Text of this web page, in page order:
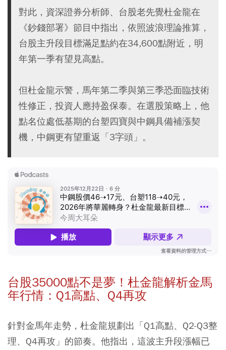
對此，資深證券分析師、台股老先覺杜金龍在
《鈔錢部署》節目中指出，依照波浪理論推算，
台股主升段目標滿足點約在34,600點附近，明
年第一季有望見高點。
但杜金龍示警，馬年第二季與第三季恐面臨技術
性修正，投資人應持盈保泰。在選股策略上，他
點名位處低基期的台塑四寶與中鋼具備補漲契
機，中鋼更有望重返「3字頭」。
台股35000點不是夢！杜金龍解析金馬
年行情：Q1高點、Q4再攻
針對金馬年走勢，杜金龍規劃出「Q1高點、Q2-Q3整
理、Q4再攻」的節奏。他指出，這波主升段漲幅已